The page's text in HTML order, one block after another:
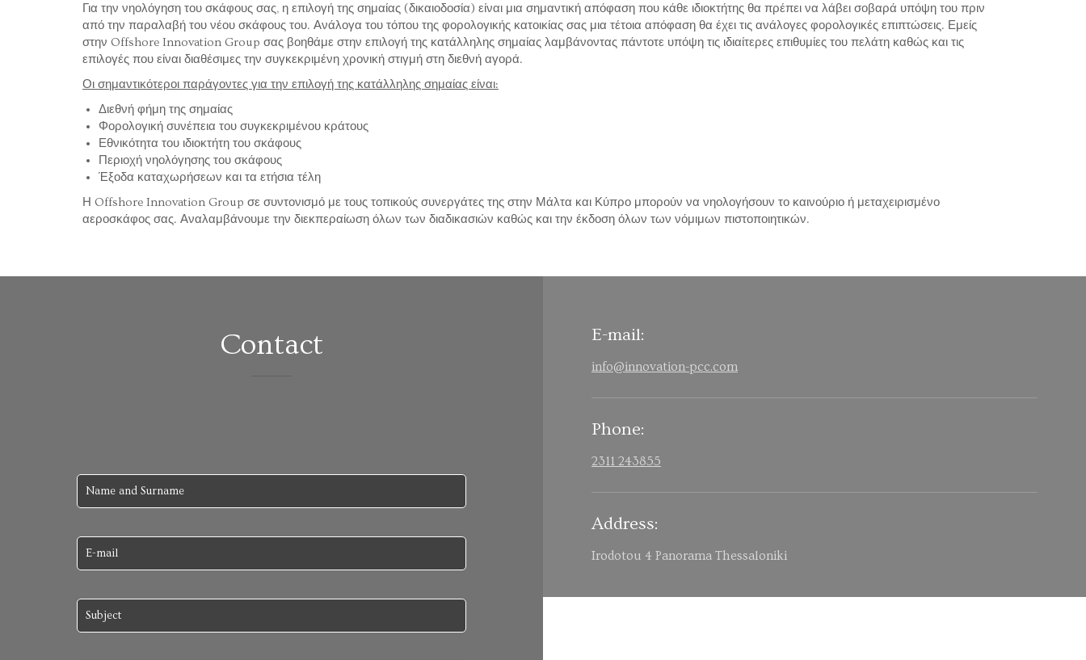
Για την νηολόγηση του σκάφους σας, η επιλογή της σημαίας (δικαιοδοσία) είναι μια σημαντική απόφαση που κάθε ιδιοκτήτης θα πρέπει να λάβει σοβαρά υπόψη του πριν
από την παραλαβή του νέου σκάφους του. Ανάλογα του τόπου της φορολογικής κατοικίας σας μια τέτοια απόφαση θα έχει τις ανάλογες φορολογικές επιπτώσεις. Εμείς
στην Offshore Innovation Group σας βοηθάμε στην επιλογή της κατάλληλης σημαίας λαμβάνοντας πάντοτε υπόψη τις ιδιαίτερες επιθυμίες του πελάτη καθώς και τις
επιλογές που είναι διαθέσιμες την συγκεκριμένη χρονική στιγμή στη διεθνή αγορά.
Οι σημαντικότεροι παράγοντες για την επιλογή της κατάλληλης σημαίας είναι:
Διεθνή φήμη της σημαίας
Φορολογική συνέπεια του συγκεκριμένου κράτους
Εθνικότητα του ιδιοκτήτη του σκάφους
Περιοχή νηολόγησης του σκάφους
Έξοδα καταχωρήσεων και τα ετήσια τέλη
Η Offshore Innovation Group σε συντονισμό με τους τοπικούς συνεργάτες της στην Μάλτα και Κύπρο μπορούν να νηολογήσουν το καινούριο ή μεταχειρισμένο
αεροσκάφος σας. Αναλαμβάνουμε την διεκπεραίωση όλων των διαδικασιών καθώς και την έκδοση όλων των νόμιμων πιστοποιητικών.
Contact E-mail:
info@innovation-pcc.com
Phone:
2311 243855
Address:
Irodotou 4 Panorama Thessaloniki